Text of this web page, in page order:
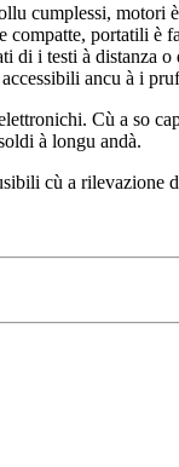
cumplessi, motori
portatili è
di i testi à distanza
ancu à i
Cù a so
à longu andà.
cù a rilevazione